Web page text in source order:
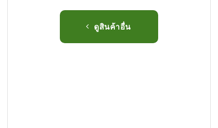
ดูสินค้าอื่น